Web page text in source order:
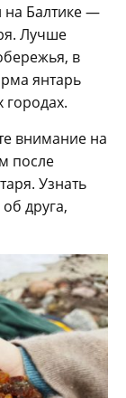
на Балтике —
Лучше
в
янтарь
внимание на
после
Узнать
друга,